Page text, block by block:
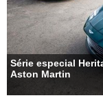
Série especial
Aston Martin